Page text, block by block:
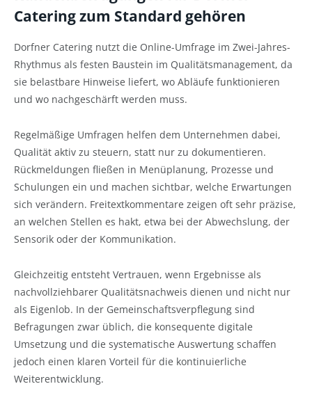
Catering zum Standard gehören
Dorfner Catering nutzt die Online-Umfrage im Zwei-Jahres-
Rhythmus als festen Baustein im Qualitätsmanagement, da
sie belastbare Hinweise liefert, wo Abläufe funktionieren
und wo nachgeschärft werden muss.
Regelmäßige Umfragen helfen dem Unternehmen dabei,
Qualität aktiv zu steuern, statt nur zu dokumentieren.
Rückmeldungen fließen in Menüplanung, Prozesse und
Schulungen ein und machen sichtbar, welche Erwartungen
sich verändern. Freitextkommentare zeigen oft sehr präzise,
an welchen Stellen es hakt, etwa bei der Abwechslung, der
Sensorik oder der Kommunikation.
Gleichzeitig entsteht Vertrauen, wenn Ergebnisse als
nachvollziehbarer Qualitätsnachweis dienen und nicht nur
als Eigenlob. In der Gemeinschaftsverpflegung sind
Befragungen zwar üblich, die konsequente digitale
Umsetzung und die systematische Auswertung schaffen
jedoch einen klaren Vorteil für die kontinuierliche
Weiterentwicklung.